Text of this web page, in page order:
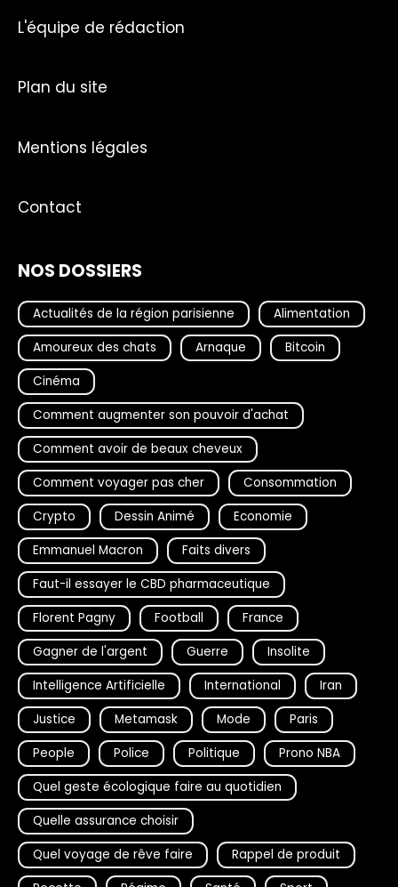
L'équipe de rédaction
Plan du site
Mentions légales
Contact
NOS DOSSIERS
Actualités de la région parisienne
Alimentation
Amoureux des chats
Arnaque
Bitcoin
Cinéma
Comment augmenter son pouvoir d'achat
Comment avoir de beaux cheveux
Comment voyager pas cher
Consommation
Crypto
Dessin Animé
Economie
Emmanuel Macron
Faits divers
Faut-il essayer le CBD pharmaceutique
Florent Pagny
Football
France
Gagner de l'argent
Guerre
Insolite
Intelligence Artificielle
International
Iran
Justice
Metamask Mode
Paris
People
Police Politique
Prono NBA
Quel geste écologique faire au quotidien
Quelle assurance choisir
Quel voyage de rêve faire
Rappel de produit